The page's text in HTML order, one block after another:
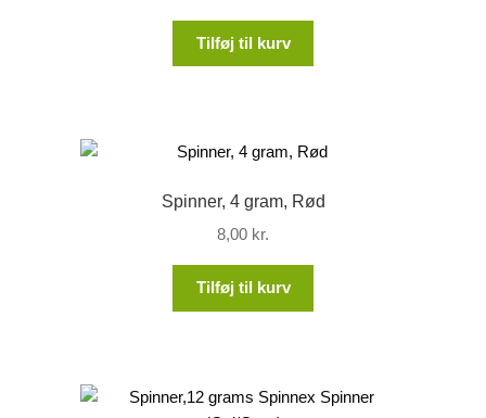
Tilføj til kurv
Spinner, 4 gram, Rød
8,00 kr.
Tilføj til kurv